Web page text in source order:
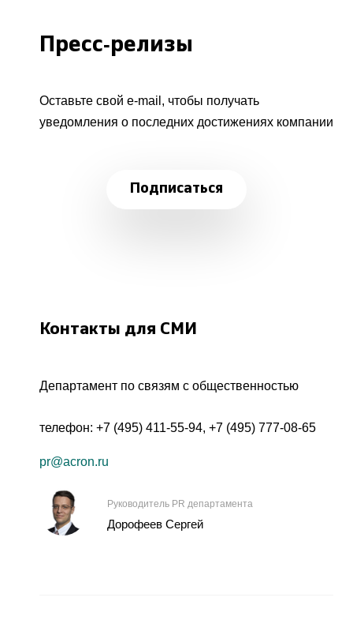
Пресс-релизы
Оставьте свой e-mail, чтобы получать
уведомления о последних достижениях компании
Подписаться
Контакты для СМИ
Департамент по связям с общественностью
телефон: +7 (495) 411-55-94, +7 (495) 777-08-65
pr@acron.ru
Руководитель PR департамента
Дорофеев Сергей